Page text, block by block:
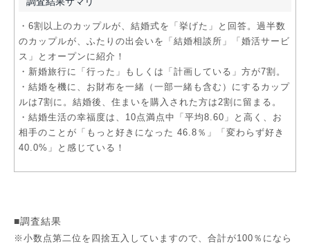
・6割以上のカップルが、結婚式を「挙げた」と回答。過半数
のカップルが、ふたりの出会いを「結婚相談所」「婚活サービ
ス」とオープンに紹介！
・新婚旅行に「行った」もしくは「計画している」方が7割。
・結婚を機に、お財布を一緒（一部一緒も含む）にするカップ
ルは7割に。結婚後、住まいを購入された方は2割に留まる。
・結婚生活の幸福度は、10点満点中「平均8.60」と高く、お
相手のことが「もっと好きになった 46.8％」「変わらず好き
40.0%」と感じている！
■調査結果
※小数点第二位を四捨五入していますので、合計が100％になら